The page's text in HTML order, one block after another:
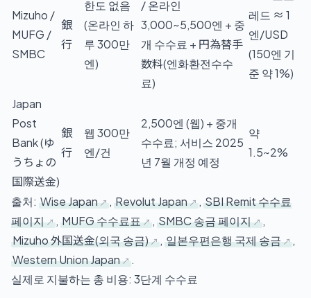
Mizuho /
MUFG /
SMBC
銀
行
한도 없음
(온라인 하
루 300만
엔)
/ 온라인
3,000~5,500엔 + 중
개 수수료 + 円為替手
数料(엔화환전수수
료)
레드 ≈ 1
엔/USD
(150엔 기
준 약 1%)
Japan
Post
Bank (ゆ
うちょの
国際送金)
銀
行
웹 300만
엔/건
2,500엔 (웹) + 중개
수수료; 서비스 2025
년 7월 개정 예정
약
1.5~2%
출처: Wise Japan , Revolut Japan , SBI Remit 수수료
페이지
, MUFG 수수료표 , SMBC 송금 페이지
,
Mizuho 外国送金(외국 송금)
, 일본우편은행 국제 송금
,
Western Union Japan
.
실제로 지불하는 총 비용: 3단계 수수료